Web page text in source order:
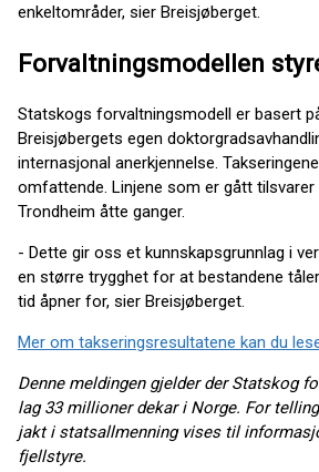
enkeltområder, sier Breisjøberget.
Forvaltningsmodellen
Statskogs forvaltningsmodell er basert
Breisjøbergets egen
internasjonal anerkjennelse.
omfattende. Linjene som er gått tilsvarer
Trondheim åtte ganger.
- Dette gir oss et kunnskapsgrunnlag i
en større trygghet for at bestandene
tid åpner for, sier Breisjøberget.
Mer om takseringsresultatene kan du
Denne meldingen gjelder der Statskog
lag 33 millioner dekar i Norge. For
jakt i statsallmenning vises til
fjellstyre.